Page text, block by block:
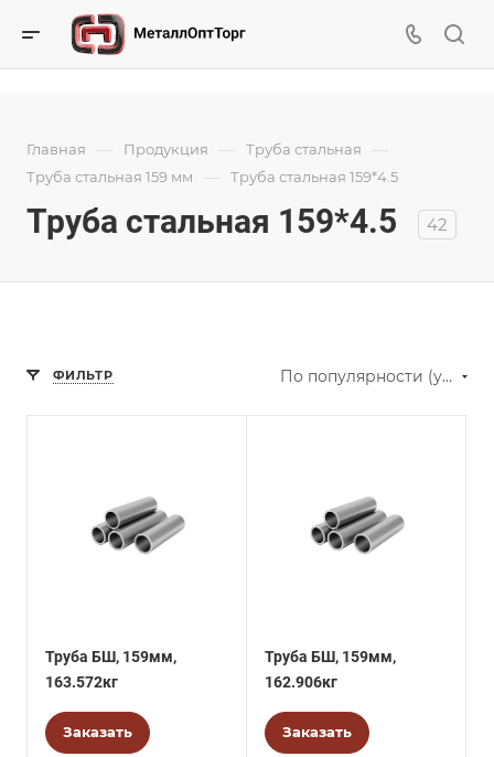
Главная — Продукция — Труба стальная —
Труба стальная 159 мм — Труба стальная 159*4.5
Труба стальная 159*4.5 42
ФИЛЬТР По популярности (убывание)
Труба БШ, 159мм,
163.572кг
Заказать
Труба БШ, 159мм,
162.906кг
Заказать